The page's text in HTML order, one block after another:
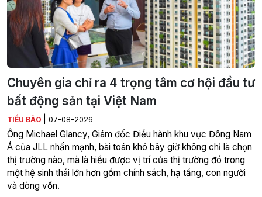
Chuyên gia chỉ ra 4 trọng tâm cơ hội đầu tư
bất động sản tại Việt Nam
TIỂU BẢO 07-08-2026
Ông Michael Glancy, Giám đốc Điều hành khu vực Đông Nam
Á của JLL nhấn mạnh, bài toán khó bây giờ không chỉ là chọn
thị trường nào, mà là hiểu được vị trí của thị trường đó trong
một hệ sinh thái lớn hơn gồm chính sách, hạ tầng, con người
và dòng vốn.